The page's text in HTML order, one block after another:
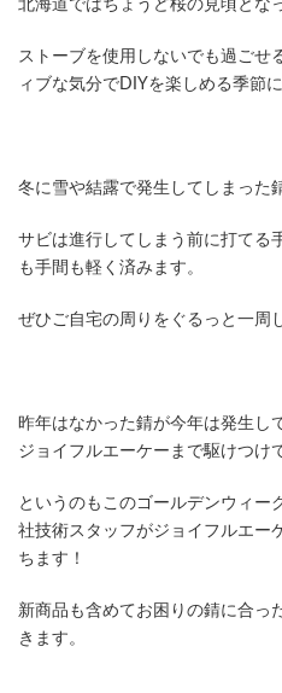
北海道ではちょうど桜の見頃とな
ストーブを使用しないでも過ごせ
ィブな気分でDIYを楽しめる季節
冬に雪や結露で発生してしまった
サビは進行してしまう前に打てる
も手間も軽く済みます。
ぜひご自宅の周りをぐるっと一周
昨年はなかった錆が今年は発生し
ジョイフルエーケーまで駆けつけ
というのもこのゴールデンウィー
社技術スタッフがジョイフルエー
ちます！
新商品も含めてお困りの錆に合っ
きます。